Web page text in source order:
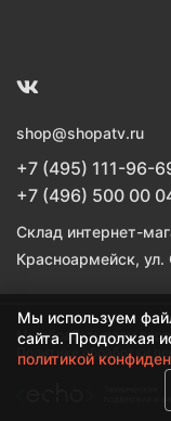
shop@shopatv.ru
+7 (495) 111-96-
+7 (496) 500 00
Склад интернет-
Красноармейск,
Мы обрабатываем
Политике обработки
Мы используем
сайта. Продолжая
политикой